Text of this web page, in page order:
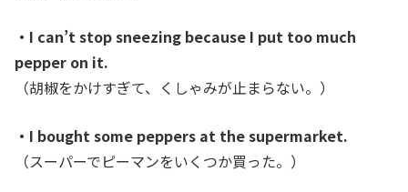
・I can’t stop sneezing because I put too much
pepper on it.
（胡椒をかけすぎて、くしゃみが止まらない。）
・I bought some peppers at the supermarket.
（スーパーでピーマンをいくつか買った。）